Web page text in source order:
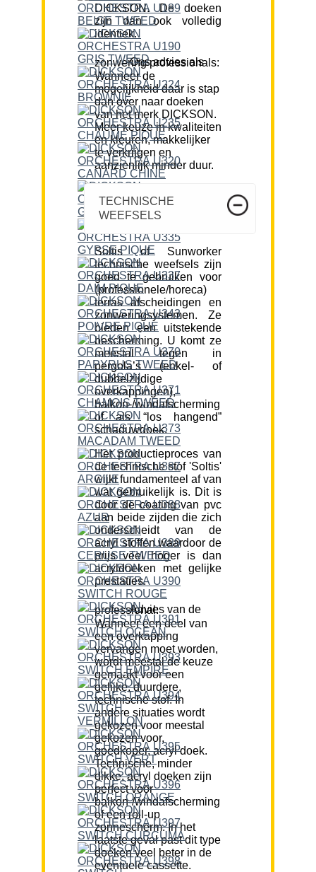
DICKSON. De doeken
zijn dan ook volledig
identiek.
Ons advies als zonwering professionals:
Wanneer de
mogelijkheid daar is stap
dan over naar doeken
van het merk DICKSON.
Meer keuze in kwaliteiten
en kleuren, makkelijker
te verkrijgen en
aanzienlijk minder duur.
TECHNISCHE
WEEFSELS
Soltis of Sunworker
technische weefsels zijn
goed te gebruiken voor
(professionele/horeca)
terras afscheidingen en
zonweringsystemen. Ze
bieden een uitstekende
bescherming. U komt ze
meestal tegen in
pergola’s (enkel- of
dubbelzijdige
overkappingen),
balkon-/windafscherming
of als “los hangend”
schaduwdoek.
Het productieproces van
de technische stof 'Soltis'
wijkt fundamenteel af van
wat gebruikelijk is. Dit is
door de coating van pvc
aan beide zijden die zich
onderscheidt van de
acryl stoffen waardoor de
prijs veel hoger is dan
acryldoeken met gelijke
prestaties.
Advies van de professional:
Wanneer een deel van
een overkapping
vervangen moet worden,
wordt meestal de keuze
gemaakt voor een
gelijke, duurdere,
technische stof. In
andere situaties wordt
gekozen voor meestal
gekozen voor,
goedkoper, acryl doek.
Technische, minder
dikke, acryl doeken zijn
perfect voor
balkon-/windafscherming
of een roll-up
zonnescherm. In het
laatste geval past dit type
doeken veel beter in de
eventuele cassette.